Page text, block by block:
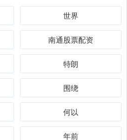
世界
南通股票配资
特朗
围绕
何以
年前